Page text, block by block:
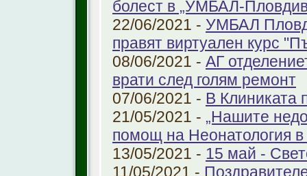
болест в „УМБАЛ-
22/06/2021 - УМБАЛ
правят виртуален курс
08/06/2021 - АГ
врати след голям ремонт
07/06/2021 - В Клиниката
21/05/2021 - „Нашите
помощ на Неонатология
13/05/2021 - 15 май -
11/05/2021 -